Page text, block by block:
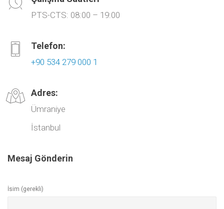
PTS-CTS: 08:00 – 19:00
Telefon:
+90 534 279 000 1
Adres:
Ümraniye
İstanbul
Mesaj Gönderin
İsim (gerekli)